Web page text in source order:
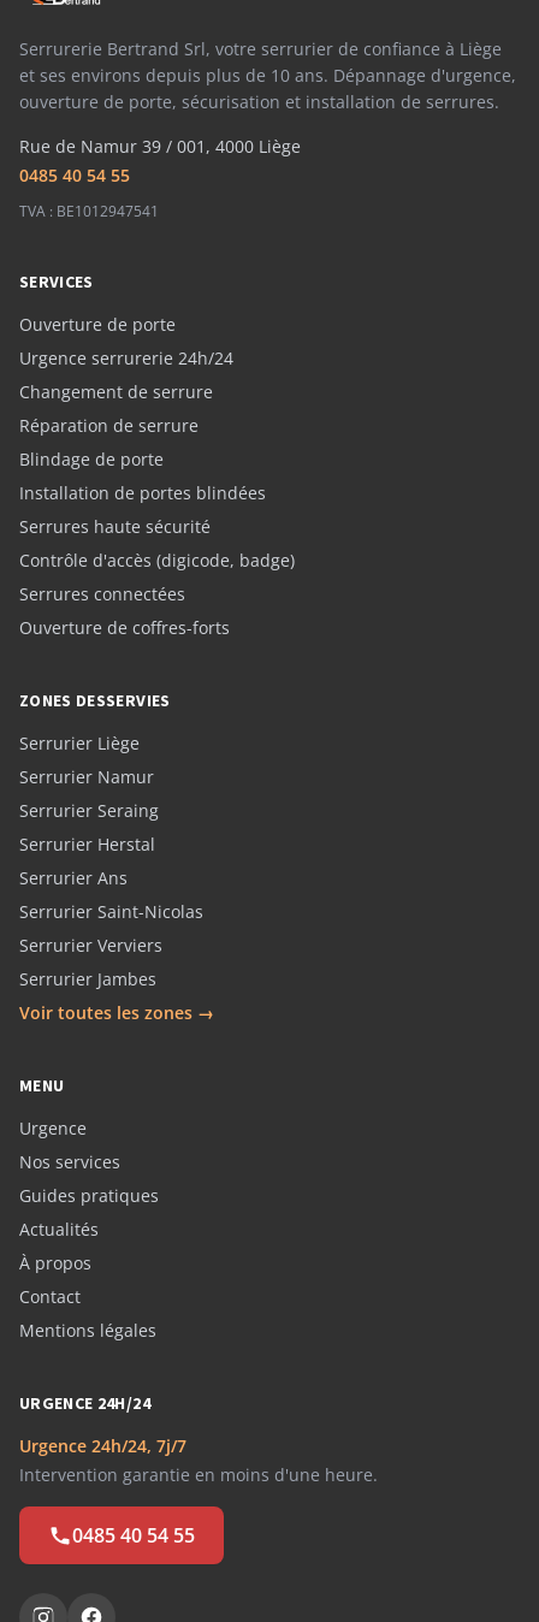
Serrurerie Bertrand Srl, votre serrurier de confiance à Liège
et ses environs depuis plus de 10 ans. Dépannage d'urgence,
ouverture de porte, sécurisation et installation de serrures.
Rue de Namur 39 / 001, 4000 Liège
0485 40 54 55
TVA : BE1012947541
SERVICES
Ouverture de porte
Urgence serrurerie 24h/24
Changement de serrure
Réparation de serrure
Blindage de porte
Installation de portes blindées
Serrures haute sécurité
Contrôle d'accès (digicode, badge)
Serrures connectées
Ouverture de coffres-forts
ZONES DESSERVIES
Serrurier Liège
Serrurier Namur
Serrurier Seraing
Serrurier Herstal
Serrurier Ans
Serrurier Saint-Nicolas
Serrurier Verviers
Serrurier Jambes
Voir toutes les zones →
MENU
Urgence
Nos services
Guides pratiques
Actualités
À propos
Contact
Mentions légales
URGENCE 24H/24
Urgence 24h/24, 7j/7
Intervention garantie en moins d'une heure.
0485 40 54 55